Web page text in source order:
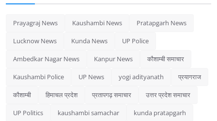
Prayagraj News Kaushambi News Pratapgarh News
Lucknow News Kunda News UP Police
Ambedkar Nagar News Kanpur News कौशाम्बी समाचार
Kaushambi Police UP News yogi adityanath प्रयागराज
कौशाम्बी हिमाचल प्रदेश प्रतापगढ़ समाचार उत्तर प्रदेश समाचार
UP Politics kaushambi samachar kunda pratapgarh